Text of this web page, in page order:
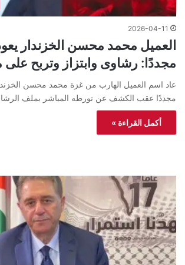
2026-04-11
العميل محمد محسن الخزندار
مجددًا: رشاوى وابتزاز وتربح على
عاد اسم العميل الهارب من غزة محمد محسن
مجددًا عقب الكشف عن تورطه المباشر بملف
أكمل القراءة »